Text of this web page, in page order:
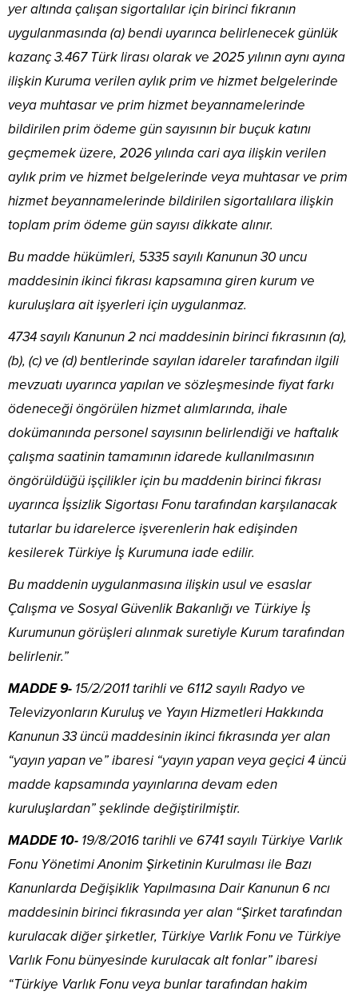
yer altında çalışan sigortalılar için birinci fıkranın
uygulanmasında (a) bendi uyarınca belirlenecek günlük
kazanç 3.467 Türk lirası olarak ve 2025 yılının aynı ayına
ilişkin Kuruma verilen aylık prim ve hizmet belgelerinde
veya muhtasar ve prim hizmet beyannamelerinde
bildirilen prim ödeme gün sayısının bir buçuk katını
geçmemek üzere, 2026 yılında cari aya ilişkin verilen
aylık prim ve hizmet belgelerinde veya muhtasar ve prim
hizmet beyannamelerinde bildirilen sigortalılara ilişkin
toplam prim ödeme gün sayısı dikkate alınır.
Bu madde hükümleri, 5335 sayılı Kanunun 30 uncu
maddesinin ikinci fıkrası kapsamına giren kurum ve
kuruluşlara ait işyerleri için uygulanmaz.
4734 sayılı Kanunun 2 nci maddesinin birinci fıkrasının (a),
(b), (c) ve (d) bentlerinde sayılan idareler tarafından ilgili
mevzuatı uyarınca yapılan ve sözleşmesinde fiyat farkı
ödeneceği öngörülen hizmet alımlarında, ihale
dokümanında personel sayısının belirlendiği ve haftalık
çalışma saatinin tamamının idarede kullanılmasının
öngörüldüğü işçilikler için bu maddenin birinci fıkrası
uyarınca İşsizlik Sigortası Fonu tarafından karşılanacak
tutarlar bu idarelerce işverenlerin hak edişinden
kesilerek Türkiye İş Kurumuna iade edilir.
Bu maddenin uygulanmasına ilişkin usul ve esaslar
Çalışma ve Sosyal Güvenlik Bakanlığı ve Türkiye İş
Kurumunun görüşleri alınmak suretiyle Kurum tarafından
belirlenir.”
MADDE 9- 15/2/2011 tarihli ve 6112 sayılı Radyo ve
Televizyonların Kuruluş ve Yayın Hizmetleri Hakkında
Kanunun 33 üncü maddesinin ikinci fıkrasında yer alan
“yayın yapan ve” ibaresi “yayın yapan veya geçici 4 üncü
madde kapsamında yayınlarına devam eden
kuruluşlardan” şeklinde değiştirilmiştir.
MADDE 10- 19/8/2016 tarihli ve 6741 sayılı Türkiye Varlık
Fonu Yönetimi Anonim Şirketinin Kurulması ile Bazı
Kanunlarda Değişiklik Yapılmasına Dair Kanunun 6 ncı
maddesinin birinci fıkrasında yer alan “Şirket tarafından
kurulacak diğer şirketler, Türkiye Varlık Fonu ve Türkiye
Varlık Fonu bünyesinde kurulacak alt fonlar” ibaresi
“Türkiye Varlık Fonu veya bunlar tarafından hakim